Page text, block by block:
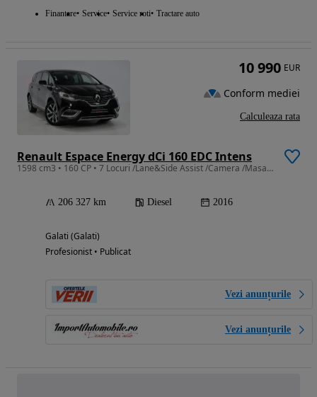
Finantare Service Service roti Tractare auto
Renault Espace Energy dCi 160 EDC Intens
1598 cm3 • 160 CP • 7 Locuri /Lane&Side Assist /Camera /Masaj /Panorama
206 327 km Diesel 2016
Galati (Galati)
Profesionist • Publicat
Vezi anunțurile
Vezi anunțurile
10 990 EUR
Conform mediei
Calculeaza rata